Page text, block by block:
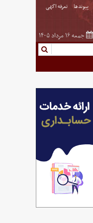
پیوندها تعرفه اگهی
جمعه ۱۶ مرداد ۱۴۰۵